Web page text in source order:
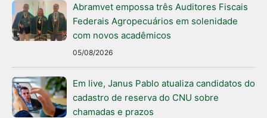
Abramvet empossa três Auditores Fiscais
Federais Agropecuários em solenidade
com novos acadêmicos
05/08/2026
Em live, Janus Pablo atualiza candidatos do
cadastro de reserva do CNU sobre
chamadas e prazos